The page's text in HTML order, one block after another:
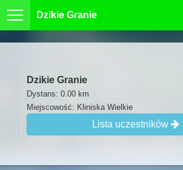
Dzikie Granie
Dzikie Granie
Dystans: 0.00 km
Miejscowość: Kliniska Wielkie
Lista uczestników